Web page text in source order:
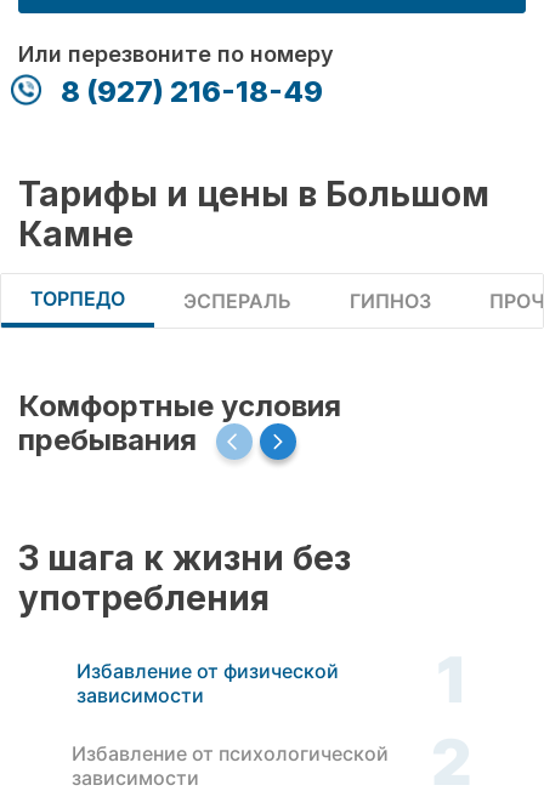
Или перезвоните по номеру
8 (927) 216-18-49
Тарифы и цены в Большом
Камне
ТОРПЕДО ЭСПЕРАЛЬ ГИПНОЗ
Комфортные условия
пребывания
3 шага к жизни без
употребления
Избавление от физической
зависимости
1
Избавление от психологической
зависимости
2